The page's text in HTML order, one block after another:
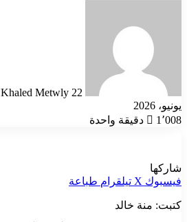
Khaled Metwly 22 يونيو، 2026
يونيو، 2026
1٬008
دقيقة واحدة
شاركها
فيسبوك ‫X تيلقرام طباعة
كتبت: منة خالد